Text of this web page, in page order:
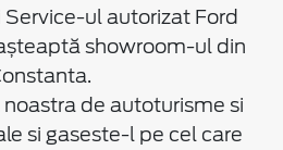
ul autorizat Ford
showroom-ul din
de autoturisme si
si gaseste-l pe cel care